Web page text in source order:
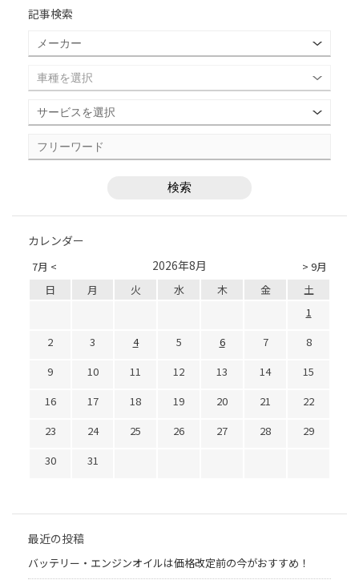
記事検索
カレンダー
7月 < > 9月
2026年8月
日 月 火 水 木 金
土
1
2
3 4 5 6 7
8
9
10 11 12 13 14
15
16
17 18 19 20 21
22
23
24 25 26 27 28
29
30
31
最近の投稿
バッテリー・エンジンオイルは価格改定前の今がおすすめ！